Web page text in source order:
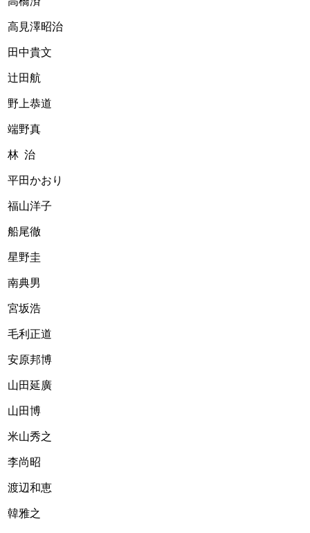
高見澤昭治
田中貴文
辻田航
野上恭道
端野真
林  治
平田かおり
福山洋子
船尾徹
星野圭
南典男
宮坂浩
毛利正道
安原邦博
山田延廣
山田博
米山秀之
李尚昭
渡辺和恵
韓雅之